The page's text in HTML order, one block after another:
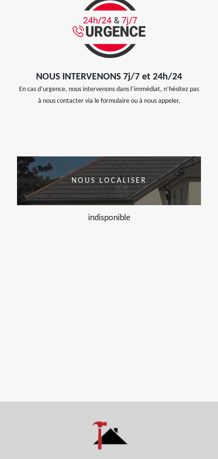
NOUS INTERVENONS 7j/7 et 24h/24
En cas d’urgence, nous intervenons dans l’immédiat, n’hésitez pas
à nous contacter via le formulaire ou à nous appeler.
NOUS LOCALISER
indisponible